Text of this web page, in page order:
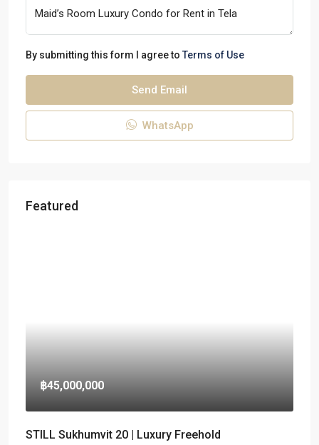
By submitting this form I agree to Terms of Use
Send Email
WhatsApp
Featured
฿45,000,000
STILL Sukhumvit 20 | Luxury Freehold